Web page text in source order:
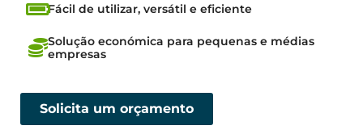
Fácil de utilizar, versátil e eficiente
Solução económica para pequenas e médias
empresas
Solicita um orçamento